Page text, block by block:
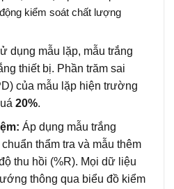
kiểm soát chất lượng
dụng mẫu lặp, mẫu trắng
thiết bị. Phần trăm sai
của mẫu lặp hiện trường
20%.
Áp dụng mẫu trắng
thẩm tra và mẫu thêm
thu hồi (%R). Mọi dữ liệu
thông qua biểu đồ kiểm